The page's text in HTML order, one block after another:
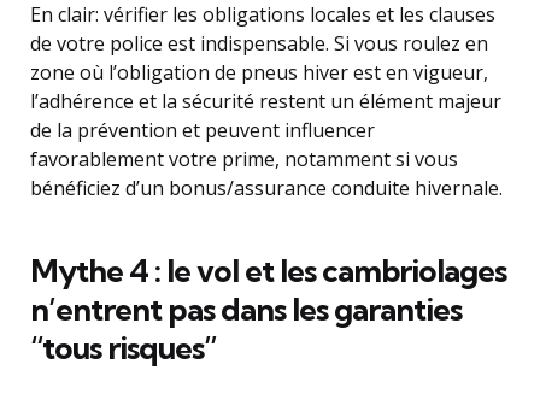
En clair: vérifier les obligations locales et les clauses
de votre police est indispensable. Si vous roulez en
zone où l’obligation de pneus hiver est en vigueur,
l’adhérence et la sécurité restent un élément majeur
de la prévention et peuvent influencer
favorablement votre prime, notamment si vous
bénéficiez d’un bonus/assurance conduite hivernale.
Mythe 4 : le vol et les cambriolages
n’entrent pas dans les garanties
“tous risques”